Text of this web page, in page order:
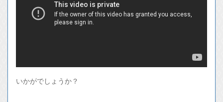
いかがでしょうか？